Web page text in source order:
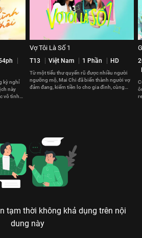
kỳ nghỉ
này
vô tình
Vợ Tôi Là Số 1
T13 Việt Nam 1 Phần HD
Từ một tiểu thư quyến rũ được nhiều người
ngưỡng mộ, Mai Chi đã biến thành người vợ
đảm đang, kiếm tiền lo cho gia đình, cùng
tạm thời không khả dụng trên nội
dung này